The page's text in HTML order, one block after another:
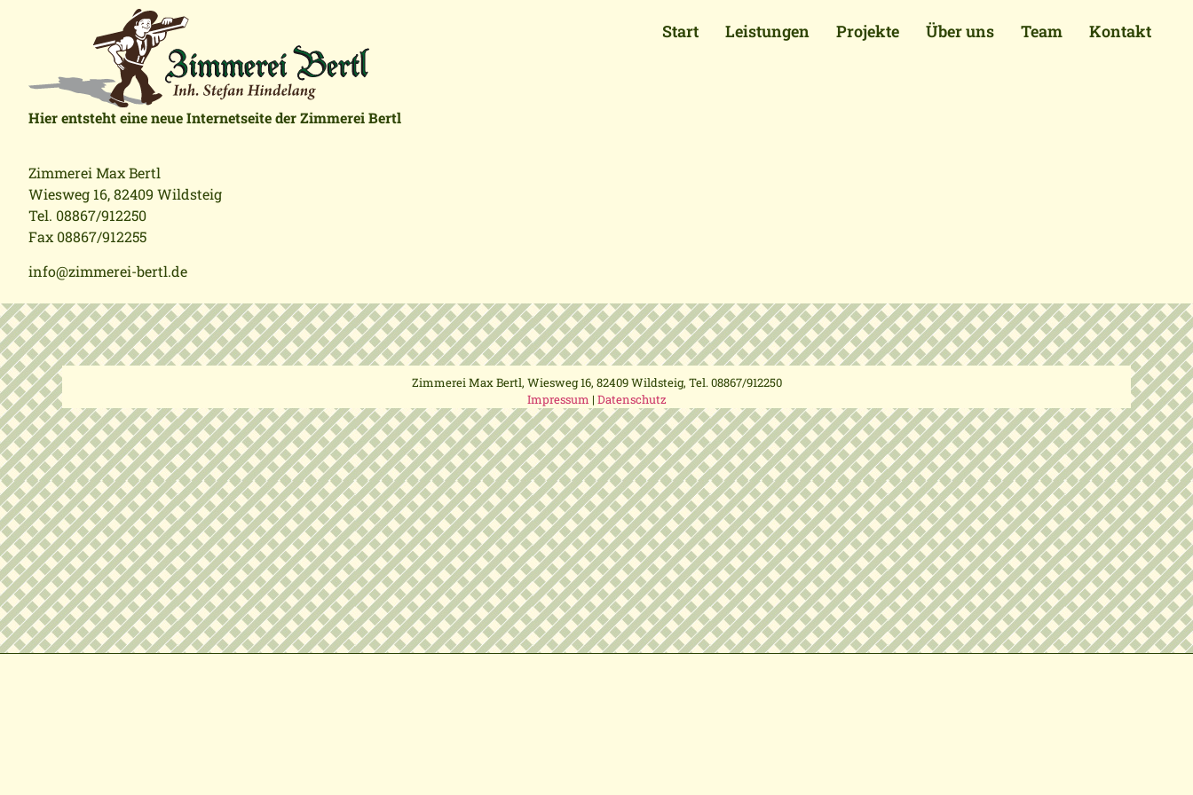
Start Leistungen Projekte Über uns Team Kontakt
Hier entsteht eine neue Internetseite der Zimmerei Bertl
Zimmerei Max Bertl
Wiesweg 16, 82409 Wildsteig
Tel. 08867/912250
Fax 08867/912255
info@zimmerei-bertl.de
Zimmerei Max Bertl, Wiesweg 16, 82409 Wildsteig, Tel. 08867/912250
Impressum | Datenschutz